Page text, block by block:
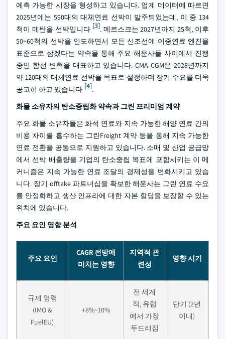
예측 가능한 시장을 형성하고 있습니다. 업계 데이터에 따르면
2025년에는 590대의 대체연료 선박이 발주되었는데, 이 중 134
척이 메탄올 선박입니다 [3]. 메르스크는 2027년까지 25척, 이후
50~60척의 선박을 인도하면서 모든 신조선에 이중연료 엔진을
표준으로 삼겠다는 약속을 통해 주요 해운사들 사이에서 진행
중인 함선 변혁을 대표하고 있습니다. CMA CGM은 2028년까지
약 120대의 대체연료 선박을 목표로 설정하며 장기 수요를 더욱
공고히 하고 있습니다 [4].
화물 소유자의 탄소중립화 약속과 그린 프리미엄 계약
주요 화물 소유자들은 화석 연료와 지속 가능한 해양 연료 간의
비용 차이를 흡수하는 그린Freight 계약 등을 통해 지속 가능한
연료 전환을 공동으로 지원하고 있습니다. 소매 및 산업 공급망
에서 선박 배출량을 기업의 탄소중립 목표에 포함시키는 이 메
커니즘은 지속 가능한 연료 조달의 경제성을 변화시키고 있습
니다. 장기 offtake 파트너십을 확보한 해운사는 그린 연료 수요
를 안정화하고 생산 인프라에 대한 자본 할당을 보장할 수 있는
위치에 있습니다.
주요 요인 영향 분석
주요 요인
CAGR 전망에
미치는 영향
지역적 관
련성
영향 시기
규제 명령
(IMO &
FuelEU)
+8%~10%
전 세계
적, 유럽
에서 가장
두드러짐
단기 (2년
이내)